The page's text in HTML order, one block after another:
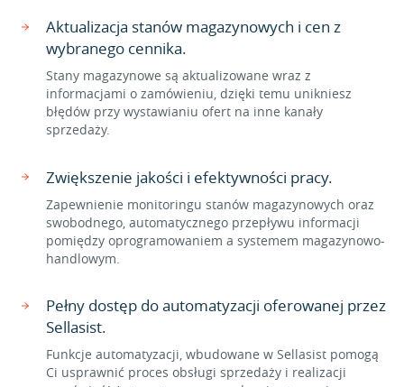
Aktualizacja stanów magazynowych i cen z
wybranego cennika.
Stany magazynowe są aktualizowane wraz z
informacjami o zamówieniu, dzięki temu unikniesz
błędów przy wystawianiu ofert na inne kanały
sprzedaży.
Zwiększenie jakości i efektywności pracy.
Zapewnienie monitoringu stanów magazynowych oraz
swobodnego, automatycznego przepływu informacji
pomiędzy oprogramowaniem a systemem magazynowo-
handlowym.
Pełny dostęp do automatyzacji oferowanej przez
Sellasist.
Funkcje automatyzacji, wbudowane w Sellasist pomogą
Ci usprawnić proces obsługi sprzedaży i realizacji